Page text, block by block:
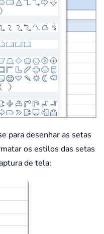
para desenhar as setas
os estilos das setas
de tela: